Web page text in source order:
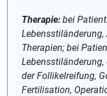
Therapie: bei
Therapien; bei
der Follikelreifung,
Fertilisation,